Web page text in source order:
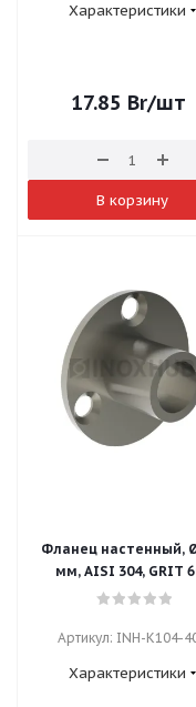
Характеристики
17.85 Br/шт
В корзину
Фланец настенный,
мм, AISI 304, GRIT
Артикул: INH-K104-
Характеристики